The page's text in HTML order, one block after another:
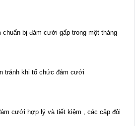
chuẩn bị đám cưới gấp trong một tháng
tránh khi tổ chức đám cưới
cưới hợp lý và tiết kiệm , các cặp đôi